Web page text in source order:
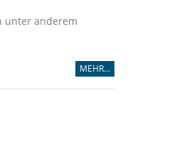
unter anderem
MEHR...